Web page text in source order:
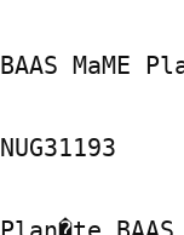
BAAS MaME
NUG31193